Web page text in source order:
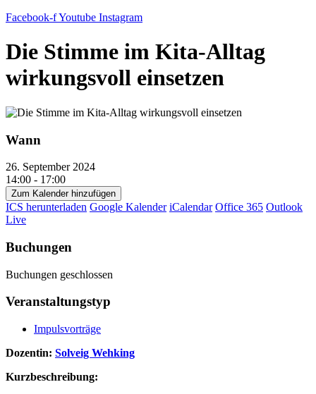
Facebook-fYoutube Instagram
Die Stimme im Kita-Alltag
wirkungsvoll einsetzen
Wann
26. September 2024
14:00 - 17:00
Zum Kalender hinzufügen
ICS herunterladen Google Kalender iCalendar Office 365 Outlook
Live
Buchungen
Buchungen geschlossen
Veranstaltungstyp
Impulsvorträge
Dozentin: Solveig Wehking
Kurzbeschreibung: